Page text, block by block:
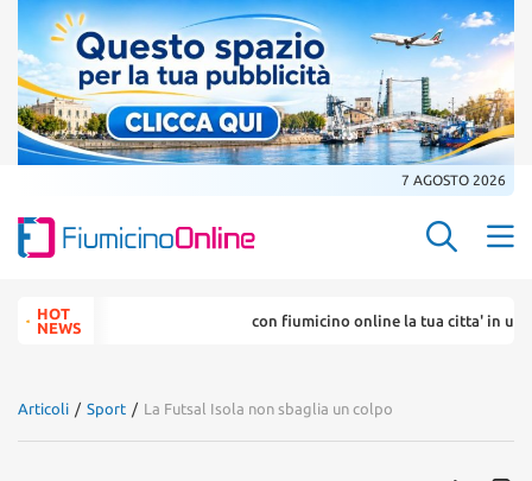
7 AGOSTO 2026
Search
for:HOT
NEWS
con fiumicino online la tua citta' in un ... click
Articoli / Sport / La Futsal Isola non sbaglia un colpo